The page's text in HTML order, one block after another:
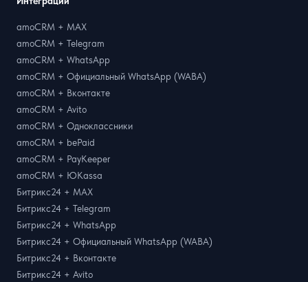
amoCRM + MAX
amoCRM + Telegram
amoCRM + WhatsApp
amoCRM + Официальный WhatsApp (WABA)
amoCRM + Вконтакте
amoCRM + Avito
amoCRM + Одноклассники
amoCRM + bePaid
amoCRM + PayKeeper
amoCRM + ЮKassa
Битрикс24 + MAX
Битрикс24 + Telegram
Битрикс24 + WhatsApp
Битрикс24 + Официальный WhatsApp (WABA)
Битрикс24 + Вконтакте
Битрикс24 + Avito